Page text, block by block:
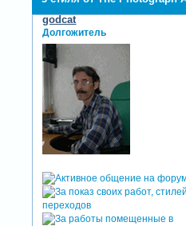
godcat
Долгожитель